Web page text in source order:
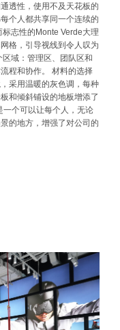
透性，使用不及天花板的
个人都共享同一个连续的
志性的Monte Verde大理
格，引导视线到令人叹为
域：管理区、团队区和
程和协作。 材料的选择
采用温暖的灰色调，每种
和倾斜铺设的地板增添了
个可以让每个人，无论
的地方，增强了对公司的